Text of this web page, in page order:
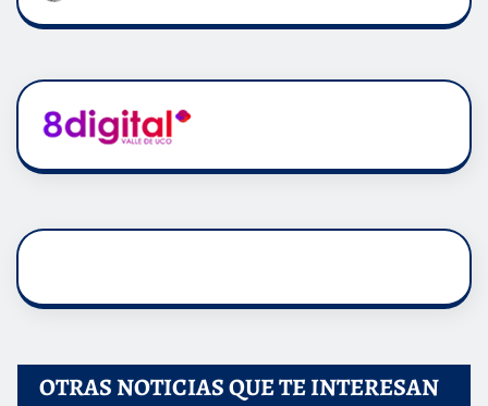
OTRAS NOTICIAS QUE TE INTERESAN